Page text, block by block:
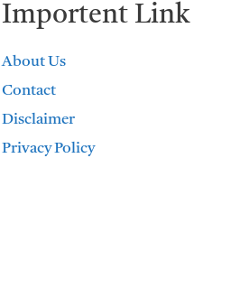
Importent Link
About Us
Contact
Disclaimer
Privacy Policy